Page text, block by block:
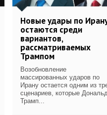
Новые удары по
остаются среди
вариантов,
рассматриваемых
Трампом
Возобновление
массированных ударов по
Ирану остается одним из
сценариев, которые
Трамп...